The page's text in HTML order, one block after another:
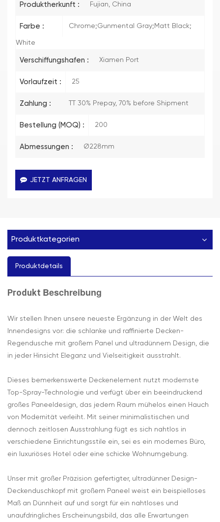
Produktherkunft : Fujian, China
Farbe : Chrome;Gunmental Gray;Matt Black;
White
Verschiffungshafen : Xiamen Port
Vorlaufzeit : 25
Zahlung : TT 30% Prepay, 70% before Shipment
Bestellung (MOQ) : 200
Abmessungen : Ø228mm
JETZT ANFRAGEN
Produktkategorien
Produktdetails
Produkt Beschreibung
Wir stellen Ihnen unsere neueste Ergänzung in der Welt des
Innendesigns vor: die schlanke und raffinierte Decken-
Regendusche mit großem Panel und ultradünnem Design, die
in jeder Hinsicht Eleganz und Vielseitigkeit ausstrahlt.
Dieses bemerkenswerte Deckenelement nutzt modernste
Top-Spray-Technologie und verfügt über ein beeindruckend
großes Paneeldesign, das jedem Raum mühelos einen Hauch
von Modernität verleiht. Mit seiner minimalistischen und
dennoch zeitlosen Ausstrahlung fügt es sich nahtlos in
verschiedene Einrichtungsstile ein, sei es ein modernes Büro,
ein luxuriöses Hotel oder eine schicke Wohnumgebung.
Unser mit großer Präzision gefertigter, ultradünner Design-
Deckenduschkopf mit großem Paneel weist ein beispielloses
Maß an Dünnheit auf und sorgt für ein nahtloses und
unaufdringliches Erscheinungsbild, das alle Erwartungen